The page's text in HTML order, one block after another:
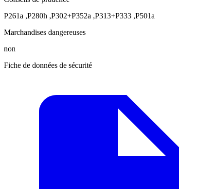
P261a ,P280h ,P302+P352a ,P313+P333 ,P501a
Marchandises dangereuses
non
Fiche de données de sécurité